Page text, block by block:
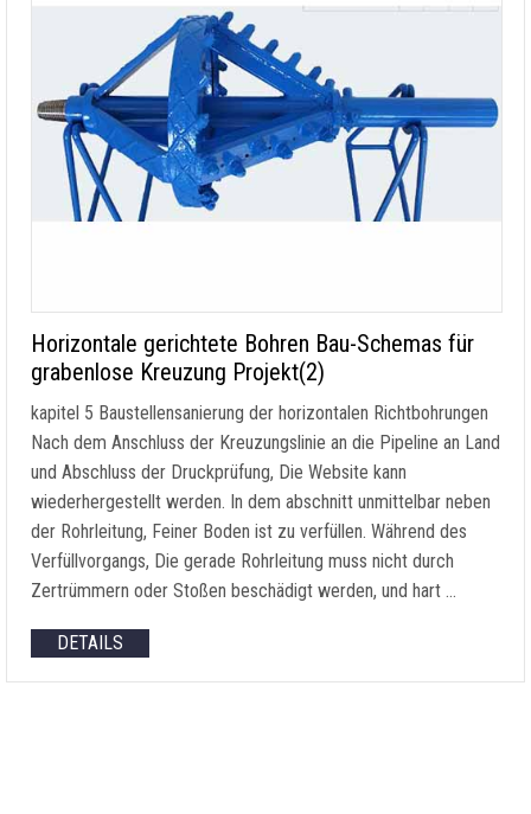
Horizontale gerichtete Bohren Bau-Schemas für
grabenlose Kreuzung Projekt(2)
kapitel 5 Baustellensanierung der horizontalen Richtbohrungen
Nach dem Anschluss der Kreuzungslinie an die Pipeline an Land
und Abschluss der Druckprüfung, Die Website kann
wiederhergestellt werden. In dem abschnitt unmittelbar neben
der Rohrleitung, Feiner Boden ist zu verfüllen. Während des
Verfüllvorgangs, Die gerade Rohrleitung muss nicht durch
Zertrümmern oder Stoßen beschädigt werden, und hart …
DETAILS